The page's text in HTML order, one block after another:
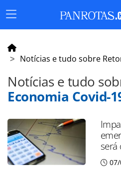
Menu
Principal
Notícias e tudo sobre
Notícias e tudo
Economia Covid-
será